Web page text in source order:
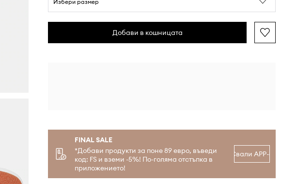
Избери размер
Добави в кошницата
FINAL SALE
*Добави продукти за поне 89 евро, въведи
код: FS и вземи -5%! По-голяма отстъпка в
приложението!
Свали APP-а